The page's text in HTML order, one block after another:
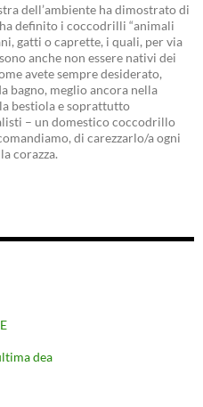
dell’ambiente ha dimostrato di
definito i coccodrilli “animali
gatti o caprette, i quali, per via
anche non essere nativi dei
avete sempre desiderato,
bagno, meglio ancora nella
bestiola e soprattutto
– un domestico coccodrillo
di carezzarlo/a ogni
corazza.
dea